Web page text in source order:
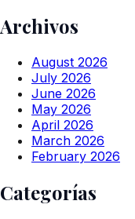
Archivos
August 2026
July 2026
June 2026
May 2026
April 2026
March 2026
February 2026
Categorías